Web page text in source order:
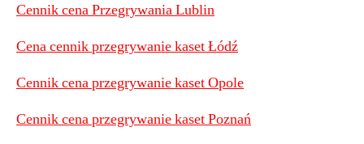
Cennik cena Przegrywania Lublin
Cena cennik przegrywanie kaset Łódź
Cennik cena przegrywanie kaset Opole
Cennik cena przegrywanie kaset Poznań